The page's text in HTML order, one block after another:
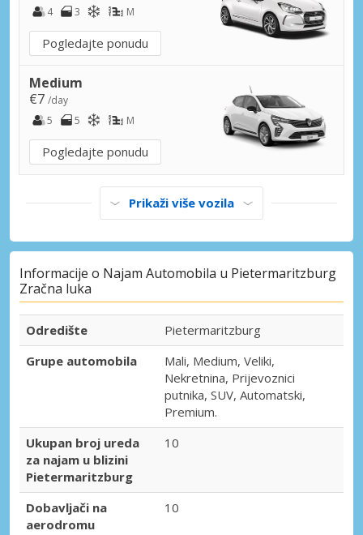
4
3 M
Pogledajte ponudu
Medium
€7 /day
5
5 M
Pogledajte ponudu
Prikaži više vozila
Informacije o Najam Automobila u Pietermaritzburg
Zračna luka
Odredište
Pietermaritzburg
Grupe automobila
Mali, Medium, Veliki,
Nekretnina, Prijevoznici
putnika, SUV, Automatski,
Premium.
Ukupan broj ureda
za najam u blizini
Pietermaritzburg
10
Dobavljači na
aerodromu
10